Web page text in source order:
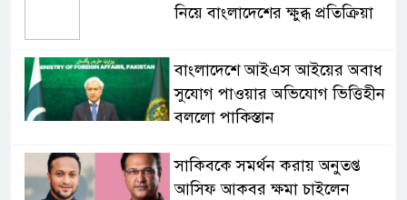
নিয়ে বাংলাদেশের ক্ষুব্ধ প্রতিক্রিয়া
বাংলাদেশে আইএস আইয়ের অবাধ
সুযোগ পাওয়ার অভিযোগ ভিত্তিহীন
বললো পাকিস্তান
সাকিবকে সমর্থন করায় অনুতপ্ত
আসিফ আকবর ক্ষমা চাইলেন